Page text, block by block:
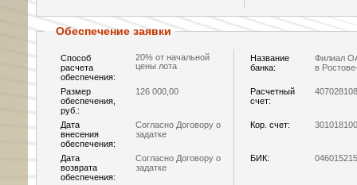
Обеспечение заявки
Способ
расчета
обеспечения:
20% от начальной
цены лота
Название
банка:
Филиал
в
Размер
обеспечения,
руб.:
126 000,00
Расчетный
счет:
Дата
внесения
обеспечения:
Согласно Договору о
задатке
Кор. счет:
Дата
возврата
обеспечения:
Согласно Договору о
задатке
БИК: 046015215